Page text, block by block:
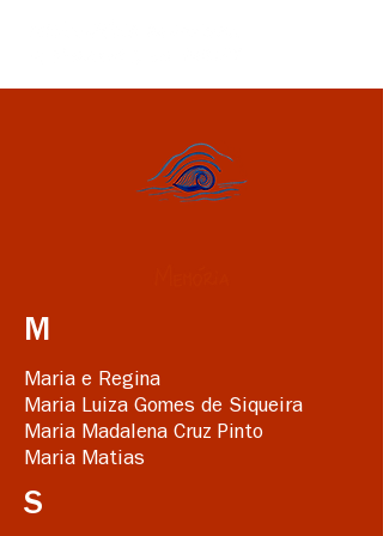
M
Maria e Regina
Maria Luiza Gomes de Siqueira
Maria Madalena Cruz Pinto
Maria Matias
S